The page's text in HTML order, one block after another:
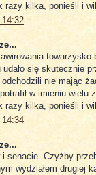
razy kilka, ponieśli i
14:32
udało się skutecznie
nie mając
w imieniu wielu
razy kilka, ponieśli i
14:34
senacie. Czyżby
wydziałem drugiej